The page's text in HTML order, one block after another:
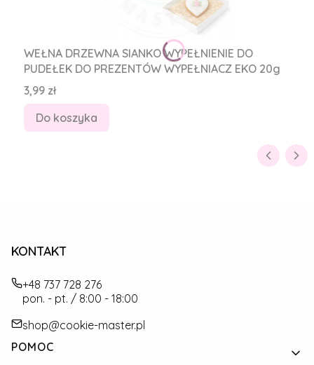
WEŁNA DRZEWNA SIANKO WYPEŁNIENIE DO
PUDEŁEK DO PREZENTÓW WYPEŁNIACZ EKO 20g
Cena
3,99 zł
Do koszyka
KONTAKT
+48 737 728 276
pon. - pt. / 8:00 - 18:00
shop@cookie-master.pl
Linki w stopce
POMOC